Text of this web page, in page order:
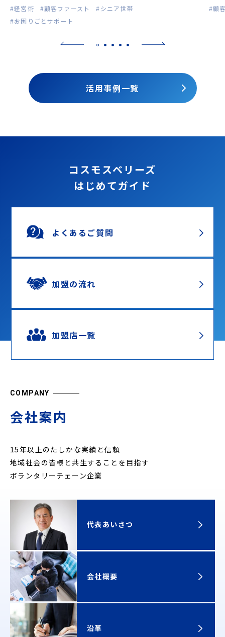
#経営術 #顧客ファースト
#シニア世帯
#お困りごとサポート
#顧
活用事例一覧
コスモスベリーズ
はじめてガイド
よくあるご質問
加盟の流れ
加盟店一覧
COMPANY
会社案内
15年以上のたしかな実績と信頼
地域社会の皆様と共生することを目指す
ボランタリーチェーン企業
代表あいさつ
会社概要
沿革